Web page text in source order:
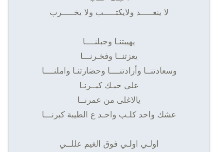
لا ينعـــــد ولايكتـــــب ولا يخـــــرب
يهيبتنـا وجبلنــــا
يعزتنــا وفخـرنـــا
وسعادتنــا وأرادتنــــا وحضارتنـا واملنــــا
على حبـك كبــرنـا
يالاغلى من عمرنــا
عشك واحد كلـب واحـد ع الطيبة كبرنـــا
اولـي اولـي فوق الغيم عللــي